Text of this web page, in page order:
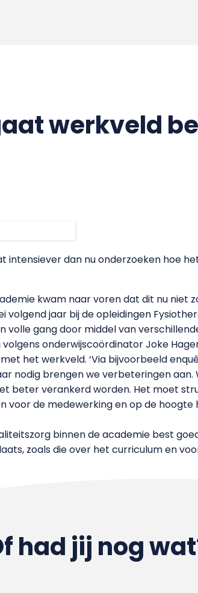
werkveld
intensiever dan nu onderzoeken hoe
kwam naar voren dat dit nu niet
jaar bij de opleidingen
volle gang door middel van
onderwijscoördinator Joke
het werkveld. ‘Via bijvoorbeeld
nodig brengen we verbeteringen aan.
beter verankerd worden. Het moet
voor de medewerking en op de
binnen de academie best
zoals die over het curriculum en
had jij nog